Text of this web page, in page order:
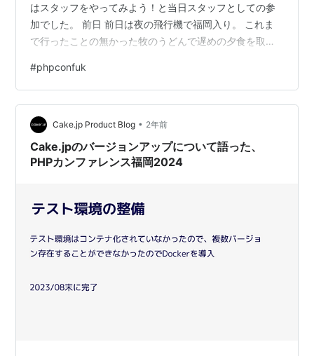
はスタッフをやってみよう！と当日スタッフとしての参
加でした。 前日 前日は夜の飛行機で福岡入り。 これま
で行ったことの無かった牧のうどんで遅めの夕食を取り
た pic.twitter.com/6wnRevf6VI— muno92 (@muno_92)
2025年11月7日 福岡に入ってからご飯を食べるぞ！とお
腹を空かせて行ったのですがそれでも満腹になるボリュ
ーム。 噂には聞いていましたが、ほんとに麺がだしを吸
ってた・・・ 空…
#phpconfuk
Cake.jp Product Blog • 2年前
Cake.jpのバージョンアップについて語った、
PHPカンファレンス福岡2024